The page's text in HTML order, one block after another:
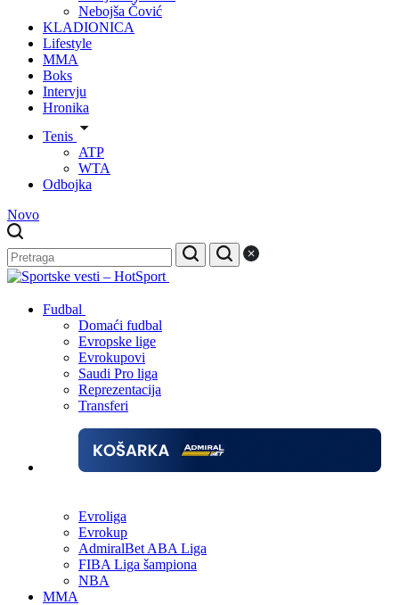
Nebojša Čović
KLADIONICA
Lifestyle
MMA
Boks
Intervju
Hronika
Tenis
ATP
WTA
Odbojka
Novo
Fudbal
Domaći fudbal
Evropske lige
Evrokupovi
Saudi Pro liga
Reprezentacija
Transferi
Evroliga
Evrokup
AdmiralBet ABA Liga
FIBA Liga šampiona
NBA
MMA